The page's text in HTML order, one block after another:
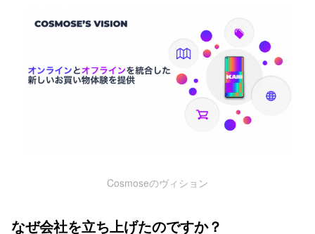
Cosmoseのヴィション
なぜ会社を立ち上げたのですか？